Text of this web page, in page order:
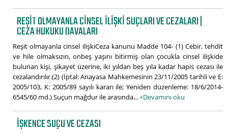
REŞIT OLMAYANLA CINSEL ILIŞKI SUÇLARI VE CEZALARI |
CEZA HUKUKU DAVALARI
Reşit olmayanla cinsel ilişkiCeza kanunu Madde 104- (1) Cebir, tehdit
ve hile olmaksızın, onbeş yaşını bitirmiş olan çocukla cinsel ilişkide
bulunan kişi, şikayet üzerine, iki yıldan beş yıla kadar hapis cezası ile
cezalandırılır.(2) (İptal: Anayasa Mahkemesinin 23/11/2005 tarihli ve E:
2005/103, K: 2005/89 sayılı kararı ile; Yeniden düzenleme: 18/6/2014-
6545/60 md.) Suçun mağdur ile arasında...+Devamını oku
İŞKENCE SUÇU VE CEZASI